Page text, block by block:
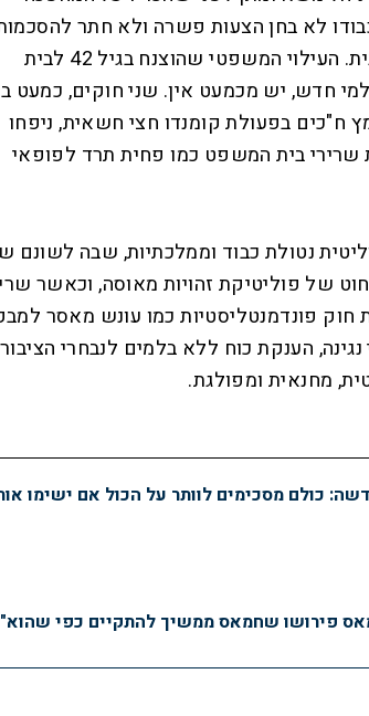
לא בחן הצעות פשרה ולא חתר
לפני שכפה עלינו חוקה כגיגית. העילוי המשפטי שהוצנח בגיל 42 לבית
חדש, יש מכמעט אין. שני חוקים, כמעט
ח"כים בפעולת קומנדו חצי חשאית, ניפחו
בית המשפט כמו פחית תרד לפופאי
נטולת כבוד וממלכתיות, שבה לשונם
של פוליטיקת זהויות מאוסה, וכאשר
פונדמנטליסטיות כמו עונש מאסר
הענקת כוח ללא בלמים לנבחרי הציבור
מחנאית ומפולגת.
כולם מסכימים לוותר על הכול אם ישימו
פירושו שחמאס ממשיך להתקיים כפי שהוא"